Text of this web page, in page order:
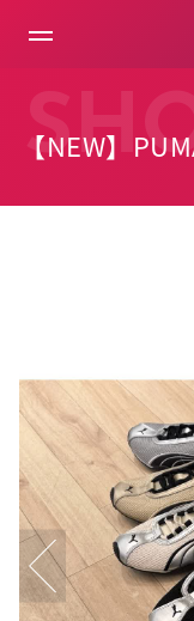
【NEW】